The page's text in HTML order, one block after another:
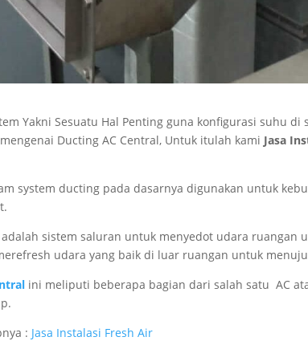
Yakni Sesuatu Hal Penting guna konfigurasi suhu
Ducting AC Central, Untuk itulah kami Jasa
system ducting pada dasarnya digunakan untuk
sistem saluran untuk menyedot udara ruangan
udara yang baik di luar ruangan untuk
ini meliputi beberapa bagian dari salah satu AC
: Jasa Instalasi Fresh Air